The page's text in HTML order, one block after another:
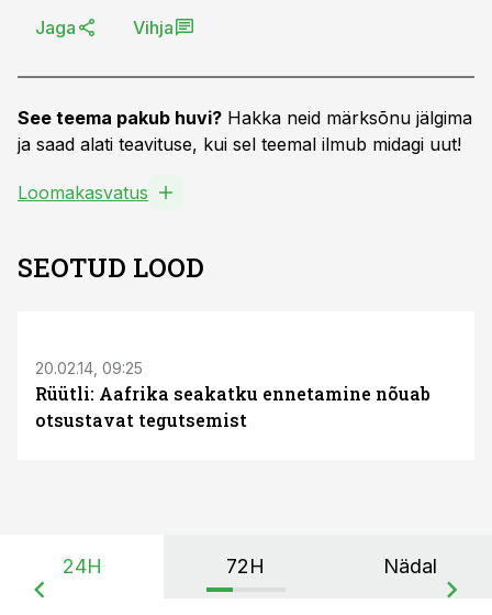
Jaga Vihja
See teema pakub huvi? Hakka neid märksõnu jälgima
ja saad alati teavituse, kui sel teemal ilmub midagi uut!
Loomakasvatus
SEOTUD LOOD
20.02.14, 09:25
Rüütli: Aafrika seakatku ennetamine nõuab
otsustavat tegutsemist
24H 72H Nädal